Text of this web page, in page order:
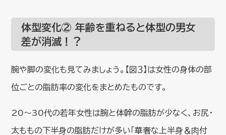
体型変化② 年齢を重ねると体型の男女
差が消滅！？
腕や脚の変化も見てみましょう。【図３】は女性の身体の部
位ごとの脂肪率の変化をまとめたものです。
20～30代の若年女性は腕と体幹の脂肪が少なく、お尻・
太ももの下半身の脂肪だけが多い「華奢な上半身＆肉付